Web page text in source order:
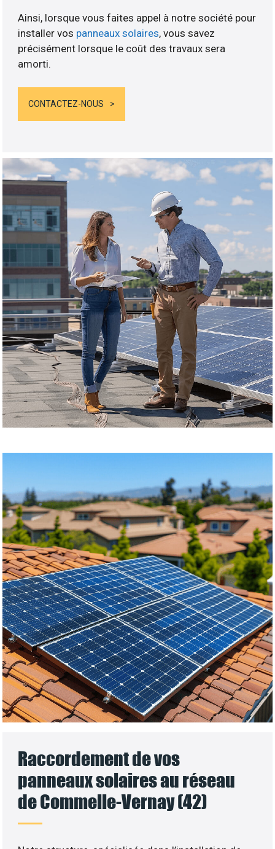
Ainsi, lorsque vous faites appel à notre société pour
installer vos panneaux solaires, vous savez
précisément lorsque le coût des travaux sera
amorti.
CONTACTEZ-NOUS
Raccordement de vos
panneaux solaires au réseau
de Commelle-Vernay (42)